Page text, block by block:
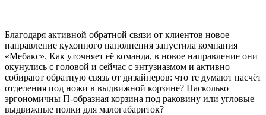
Благодаря активной обратной связи от клиентов новое
направление кухонного наполнения запустила компания
«Мебакс». Как уточняет её команда, в новое направление они
окунулись с головой и сейчас с энтузиазмом и активно
собирают обратную связь от дизайнеров: что те думают насчёт
отделения под ножи в выдвижной корзине? Насколько
эргономичны П-образная корзина под раковину или угловые
выдвижные полки для малогабариток?